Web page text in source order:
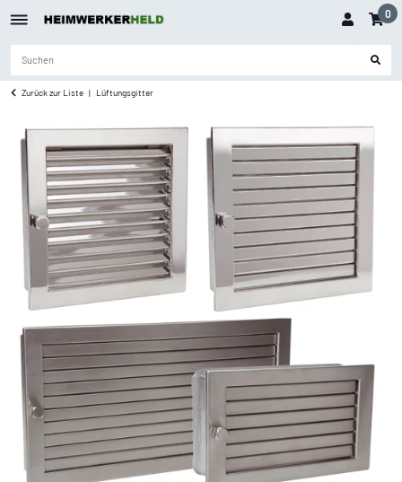
0
Zurück zur Liste Lüftungsgitter